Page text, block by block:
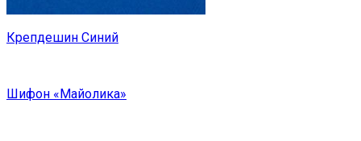
Крепдешин Синий
Шифон «Майолика»